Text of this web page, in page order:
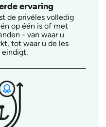
ervaring
de privéles volledig
op één is of met
- van waar u
tot waar u de les
eindigt.